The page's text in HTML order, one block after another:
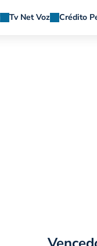
Tv Net Voz Crédito